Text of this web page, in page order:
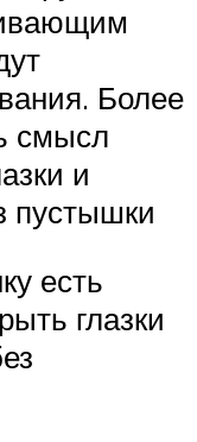
Более
смысл
и
пустышки
есть
глазки